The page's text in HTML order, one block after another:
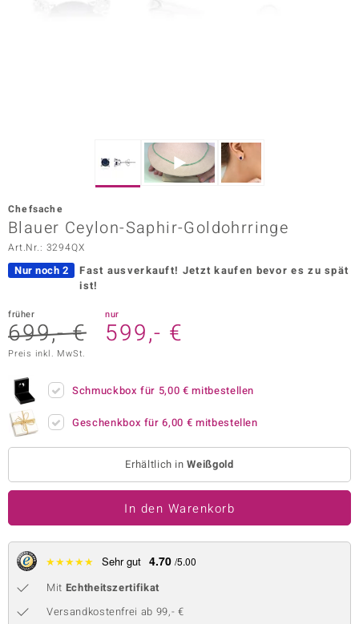
Vogue
Collection
Collection
Chefsache
Blauer Ceylon-Saphir-Goldohrringe
Art.Nr.: 3294QX
Nur noch 2 Fast ausverkauft! Jetzt kaufen bevor es zu spät
ist!
früher
699,- €
nur
599,- €
Preis inkl. MwSt.
Schmuckbox für 5,00 € mitbestellen
Geschenkbox für6,00 € mitbestellen
Erhältlich inWeißgold
In den Warenkorb
★★★★★ Sehr gut 4.70 /5.00
Mit Echtheitszertifikat
Versandkostenfrei ab 99,- €